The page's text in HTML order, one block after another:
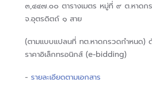
๓,๔๔๗.๐๐ ตารางเมตร หมู่ที่ ๙ ต.หาดก
จ.อุตรดิตถ์ ๑ สาย
(ตามแบบแปลนที่ ทต.หาดกรวดกำหนด)
ราคาอิเล็กทรอนิกส์ (e-bidding)
- รายละเอียดตามเอกสาร